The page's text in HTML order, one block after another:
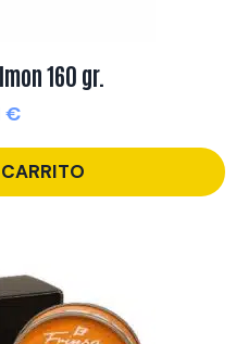
160 gr.
€